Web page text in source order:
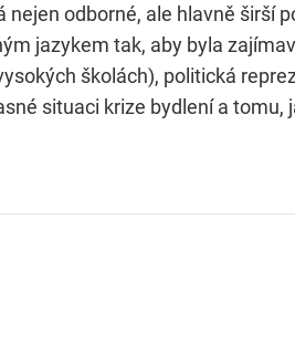
odborné, ale hlavně širší
jazykem tak, aby byla
školách), politická
situaci krize bydlení a tomu,